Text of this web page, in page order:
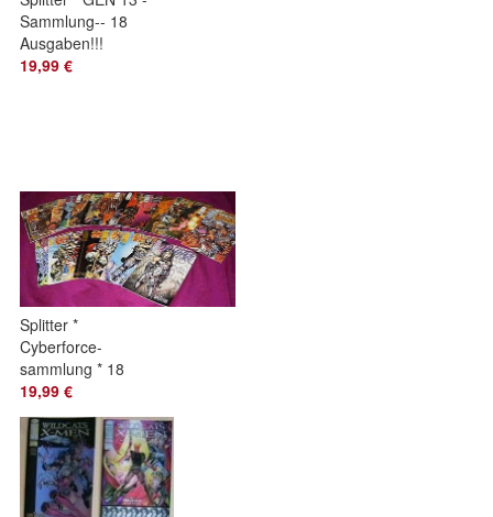
Sammlung-- 18
Ausgaben!!!
19,99 €
Splitter *
Cyberforce-
sammlung * 18
Hefte! NEU!
19,99 €